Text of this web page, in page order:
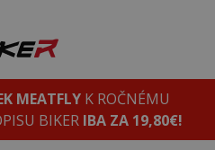
MEATFLYK ROČNÉMU
BIKER IBA ZA 19,80€!